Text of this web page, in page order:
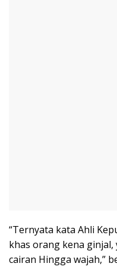
“Ternyata kata Ahli
khas orang kena
cairan Hingga wajah,”